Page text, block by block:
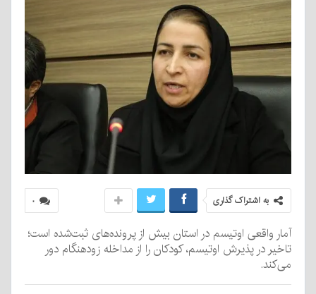
۰ به اشتراک گذاری
آمار واقعی اوتیسم در استان بیش از پرونده‌های ثبت‌شده است؛
تاخیر در پذیرش اوتیسم، کودکان را از مداخله زودهنگام دور
می‌کند.